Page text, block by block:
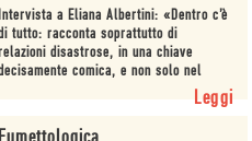
a Eliana Albertini: «Dentro c’è
tutto: racconta soprattutto di
disastrose, in una chiave
comica, e non solo nel
Leggi